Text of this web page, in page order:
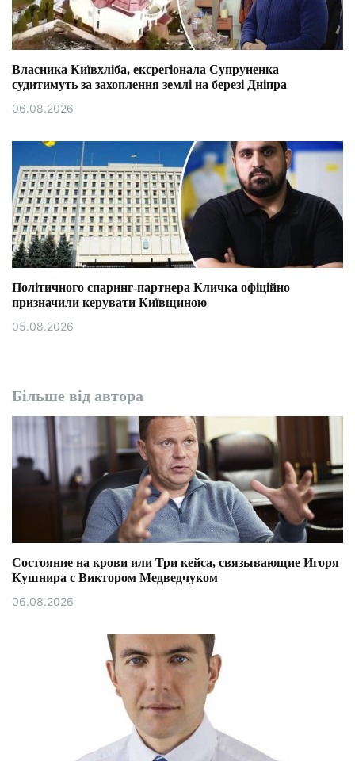
Власника Київхліба, ексрегіонала Супруненка
судитимуть за захоплення землі на березі Дніпра
06.08.2026
Політичного спаринг-партнера Кличка офіційно
призначили керувати Київщиною
05.08.2026
Більше від автора
Состояние на крови или Три кейса, связывающие Игоря
Кушнира с Виктором Медведчуком
06.08.2026